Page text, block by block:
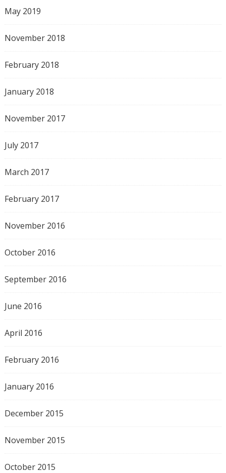
May 2019
November 2018
February 2018
January 2018
November 2017
July 2017
March 2017
February 2017
November 2016
October 2016
September 2016
June 2016
April 2016
February 2016
January 2016
December 2015
November 2015
October 2015